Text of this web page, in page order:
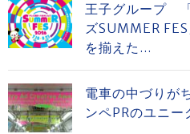
王子グループ
ズSUMMER
を揃えた...
電車の中づりが
ンペPRのユニ